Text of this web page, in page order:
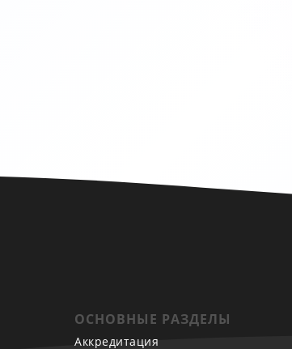
ОСНОВНЫЕ РАЗДЕЛЫ
Аккредитация